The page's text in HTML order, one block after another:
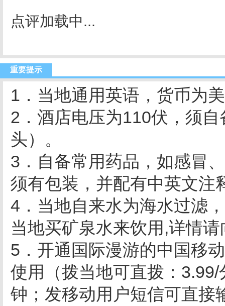
点评加载中...
重要提示
1．当地通用英语，货币为
2．酒店电压为110伏，须
头）。
3．自备常用药品，如感冒
须有包装，并配有中英文注
4．当地自来水为海水过滤
当地买矿泉水来饮用,详情
5．开通国际漫游的中国移
使用（拨当地可直拨：
钟；发移动用户短信可直接